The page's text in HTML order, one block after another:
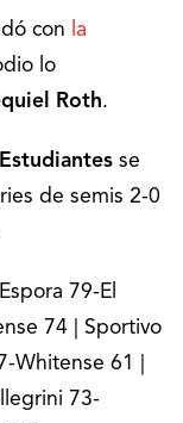
con la
lo
Roth.
Estudiantes se
de semis 2-0
79-El
74 | Sportivo
Whitense 61 |
73-